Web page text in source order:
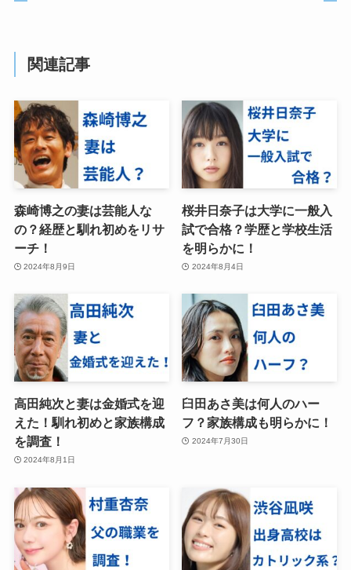
関連記事
森崎博之の妻は芸能人な
の？経歴と馴れ初めをリサ
ーチ！
2024年8月9日
桜井日奈子は大学に一般入
試で合格？学歴と学校生活
を明らかに！
2024年8月4日
高田純次と妻は金婚式を迎
えた！馴れ初めと家族構成
を調査！
2024年8月1日
臼田あさ美は何人のハー
フ？家族構成も明らかに！
2024年7月30日